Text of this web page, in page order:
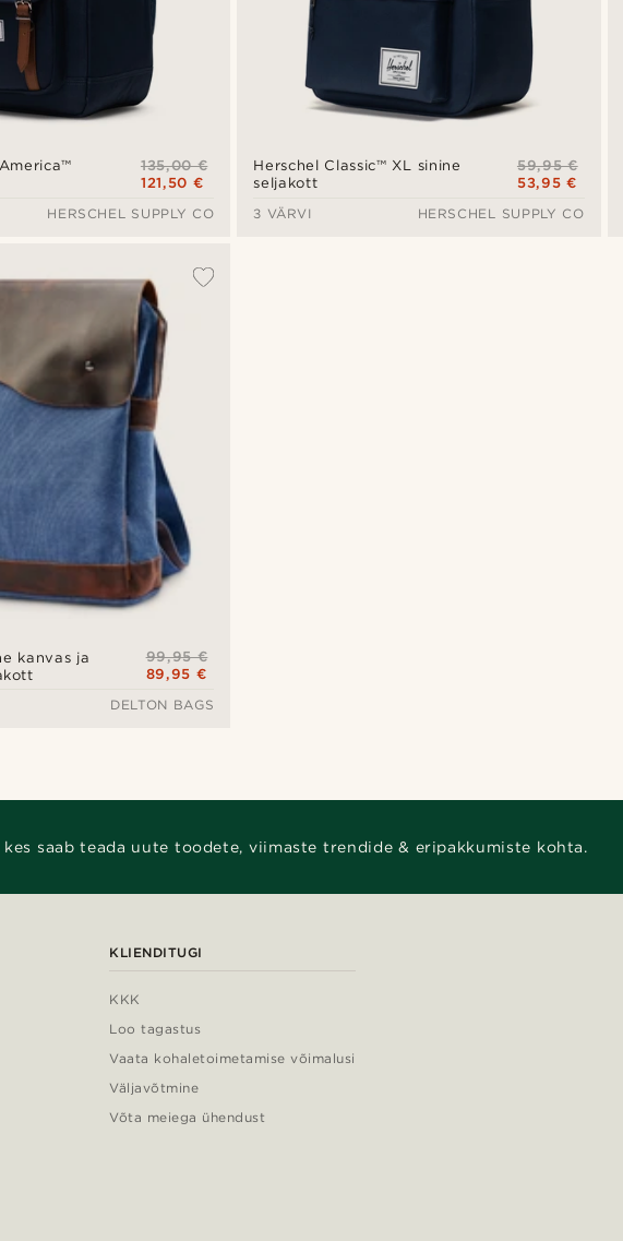
135,00 €
121,50 €
HERSCHEL SUPPLY CO
Herschel Classic™ XL sinine
seljakott
59,95 €
53,95 €
3 VÄRVI
HERSCHEL SUPPLY CO
kanvas ja
99,95 €
89,95 €
DELTON BAGS
kes saab teada uute toodete, viimaste trendide & eripakkumiste kohta.
KLIENDITUGI
KKK
Loo tagastus
Vaata kohaletoimetamise võimalusi
Väljavõtmine
Võta meiega ühendust